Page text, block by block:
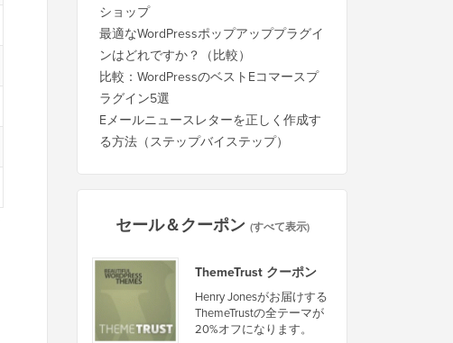
ショップ
最適なWordPressポップアッププラグイ
ンはどれですか？（比較）
比較：WordPressのベストEコマースプ
ラグイン5選
Eメールニュースレターを正しく作成す
る方法（ステップバイステップ）
セール＆クーポン (すべて表示)
ThemeTrust クーポン
Henry Jonesがお届けする
ThemeTrustの全テーマが
20%オフになります。